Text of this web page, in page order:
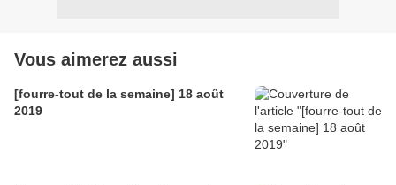
Vous aimerez aussi
[fourre-tout de la semaine] 18 août
2019